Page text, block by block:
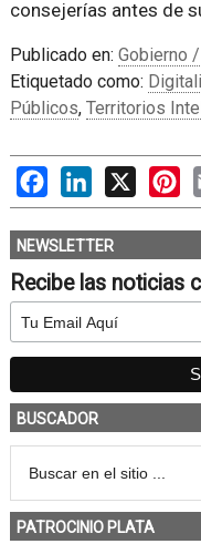
consejerías antes de
Publicado en: Gobierno
Etiquetado como:
Públicos, Territorios
FacebookLinkedIn
X
NEWSLETTER
Recibe las noticias
BUSCADOR
PATROCINIO PLATA